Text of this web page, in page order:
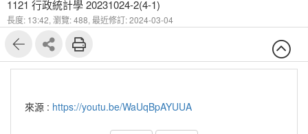
1121 行政統計學 20231024-2(4-1)
長度: 13:42, 瀏覽: 488, 最近修訂: 2024-03-04
來源 : https://youtu.be/WaUqBpAYUUA